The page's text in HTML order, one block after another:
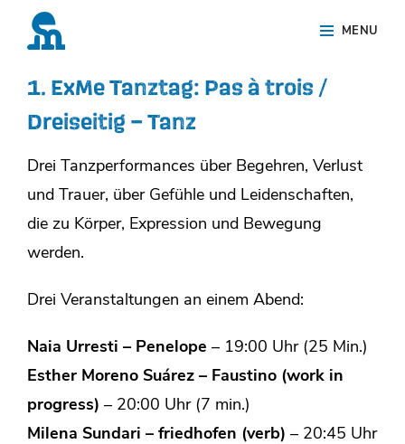
MENU
Overlay
1. ExMe Tanztag: Pas à trois /
Dreiseitig – Tanz
Drei Tanzperformances über Begehren, Verlust
und Trauer, über Gefühle und Leidenschaften,
die zu Körper, Expression und Bewegung
werden.
Drei Veranstaltungen an einem Abend:
Naia Urresti – Penelope – 19:00 Uhr (25 Min.)
Esther Moreno Suárez – Faustino (work in
progress) – 20:00 Uhr (7 min.)
Milena Sundari – friedhofen (verb) – 20:45 Uhr